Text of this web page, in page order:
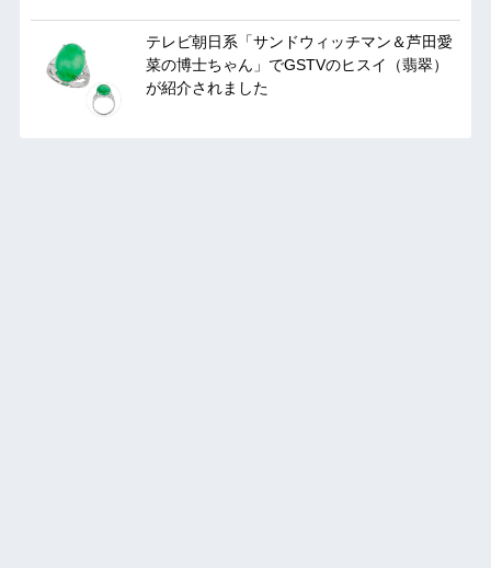
テレビ朝日系「サンドウィッチマン＆芦田愛
菜の博士ちゃん」でGSTVのヒスイ（翡翠）
が紹介されました